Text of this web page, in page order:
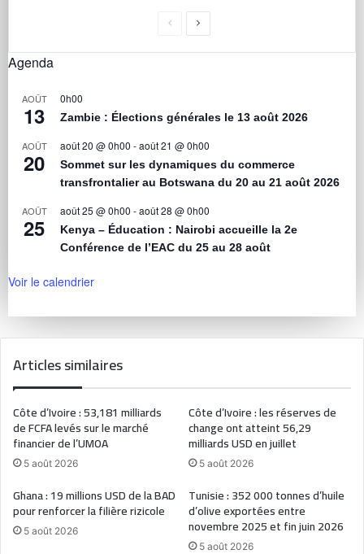
Agenda
AOÛT
13
0h00
Zambie : Élections générales le 13 août 2026
AOÛT
20
août 20 @ 0h00 -août 21 @ 0h00
Sommet sur les dynamiques du commerce
transfrontalier au Botswana du 20 au 21 août 2026
AOÛT
25
août 25 @ 0h00 -août 28 @ 0h00
Kenya – Éducation : Nairobi accueille la 2e
Conférence de l’EAC du 25 au 28 août
Voir le calendrier
Articles similaires
Côte d’Ivoire : 53,181 milliards
de FCFA levés sur le marché
financier de l’UMOA
5 août 2026
Côte d’Ivoire : les réserves de
change ont atteint 56,29
milliards USD en juillet
5 août 2026
Ghana : 19 millions USD de la BAD
pour renforcer la filière rizicole
5 août 2026
Tunisie : 352 000 tonnes d’huile
d’olive exportées entre
novembre 2025 et fin juin 2026
5 août 2026